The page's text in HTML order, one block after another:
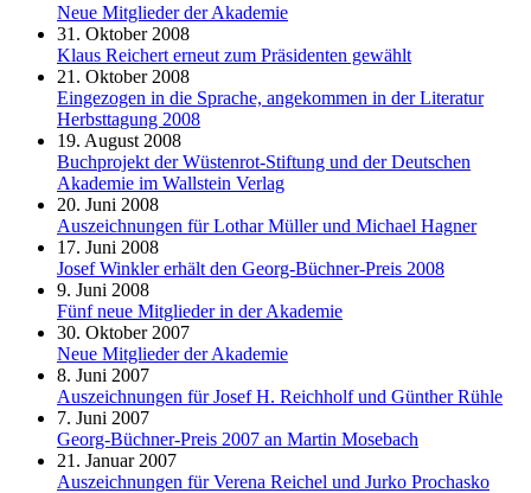
Neue Mitglieder der Akademie
31. Oktober 2008
Klaus Reichert erneut zum Präsidenten gewählt
21. Oktober 2008
Eingezogen in die Sprache, angekommen in der Literatur
Herbsttagung 2008
19. August 2008
Buchprojekt der Wüstenrot-Stiftung und der Deutschen
Akademie im Wallstein Verlag
20. Juni 2008
Auszeichnungen für Lothar Müller und Michael Hagner
17. Juni 2008
Josef Winkler erhält den Georg-Büchner-Preis 2008
9. Juni 2008
Fünf neue Mitglieder in der Akademie
30. Oktober 2007
Neue Mitglieder der Akademie
8. Juni 2007
Auszeichnungen für Josef H. Reichholf und Günther Rühle
7. Juni 2007
Georg-Büchner-Preis 2007 an Martin Mosebach
21. Januar 2007
Auszeichnungen für Verena Reichel und Jurko Prochasko